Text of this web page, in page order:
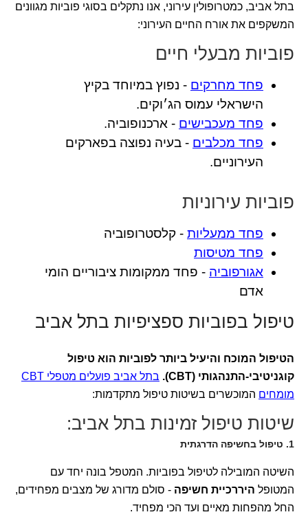
בתל אביב, כמטרופולין עירוני, אנו נתקלים בסוגי פוביות מגוונים
המשקפים את אורח החיים העירוני:
פוביות מבעלי חיים
פחד מחרקים - נפוץ במיוחד בקיץ
הישראלי עמוס הג׳וקים.
פחד מעכבישים - ארכנופוביה.
פחד מכלבים - בעיה נפוצה בפארקים
העירוניים.
פוביות עירוניות
פחד ממעליות - קלסטרופוביה
פחד מטיסות
אגורפוביה - פחד ממקומות ציבוריים הומי
אדם
טיפול בפוביות ספציפיות בתל אביב
הטיפול המוכח והיעיל ביותר לפוביות הוא טיפול
קוגניטיבי-התנהגותי (CBT).
בתל אביב פועלים מטפלי CBT
מומחים המוכשרים בשיטות טיפול מתקדמות:
שיטות טיפול זמינות בתל אביב:
1. טיפול בחשיפה הדרגתית
השיטה המובילה לטיפול בפוביות. המטפל בונה יחד עם
המטופל היררכיית חשיפה - סולם מדורג של מצבים מפחידים,
החל מהפחות מאיים ועד הכי מפחיד.